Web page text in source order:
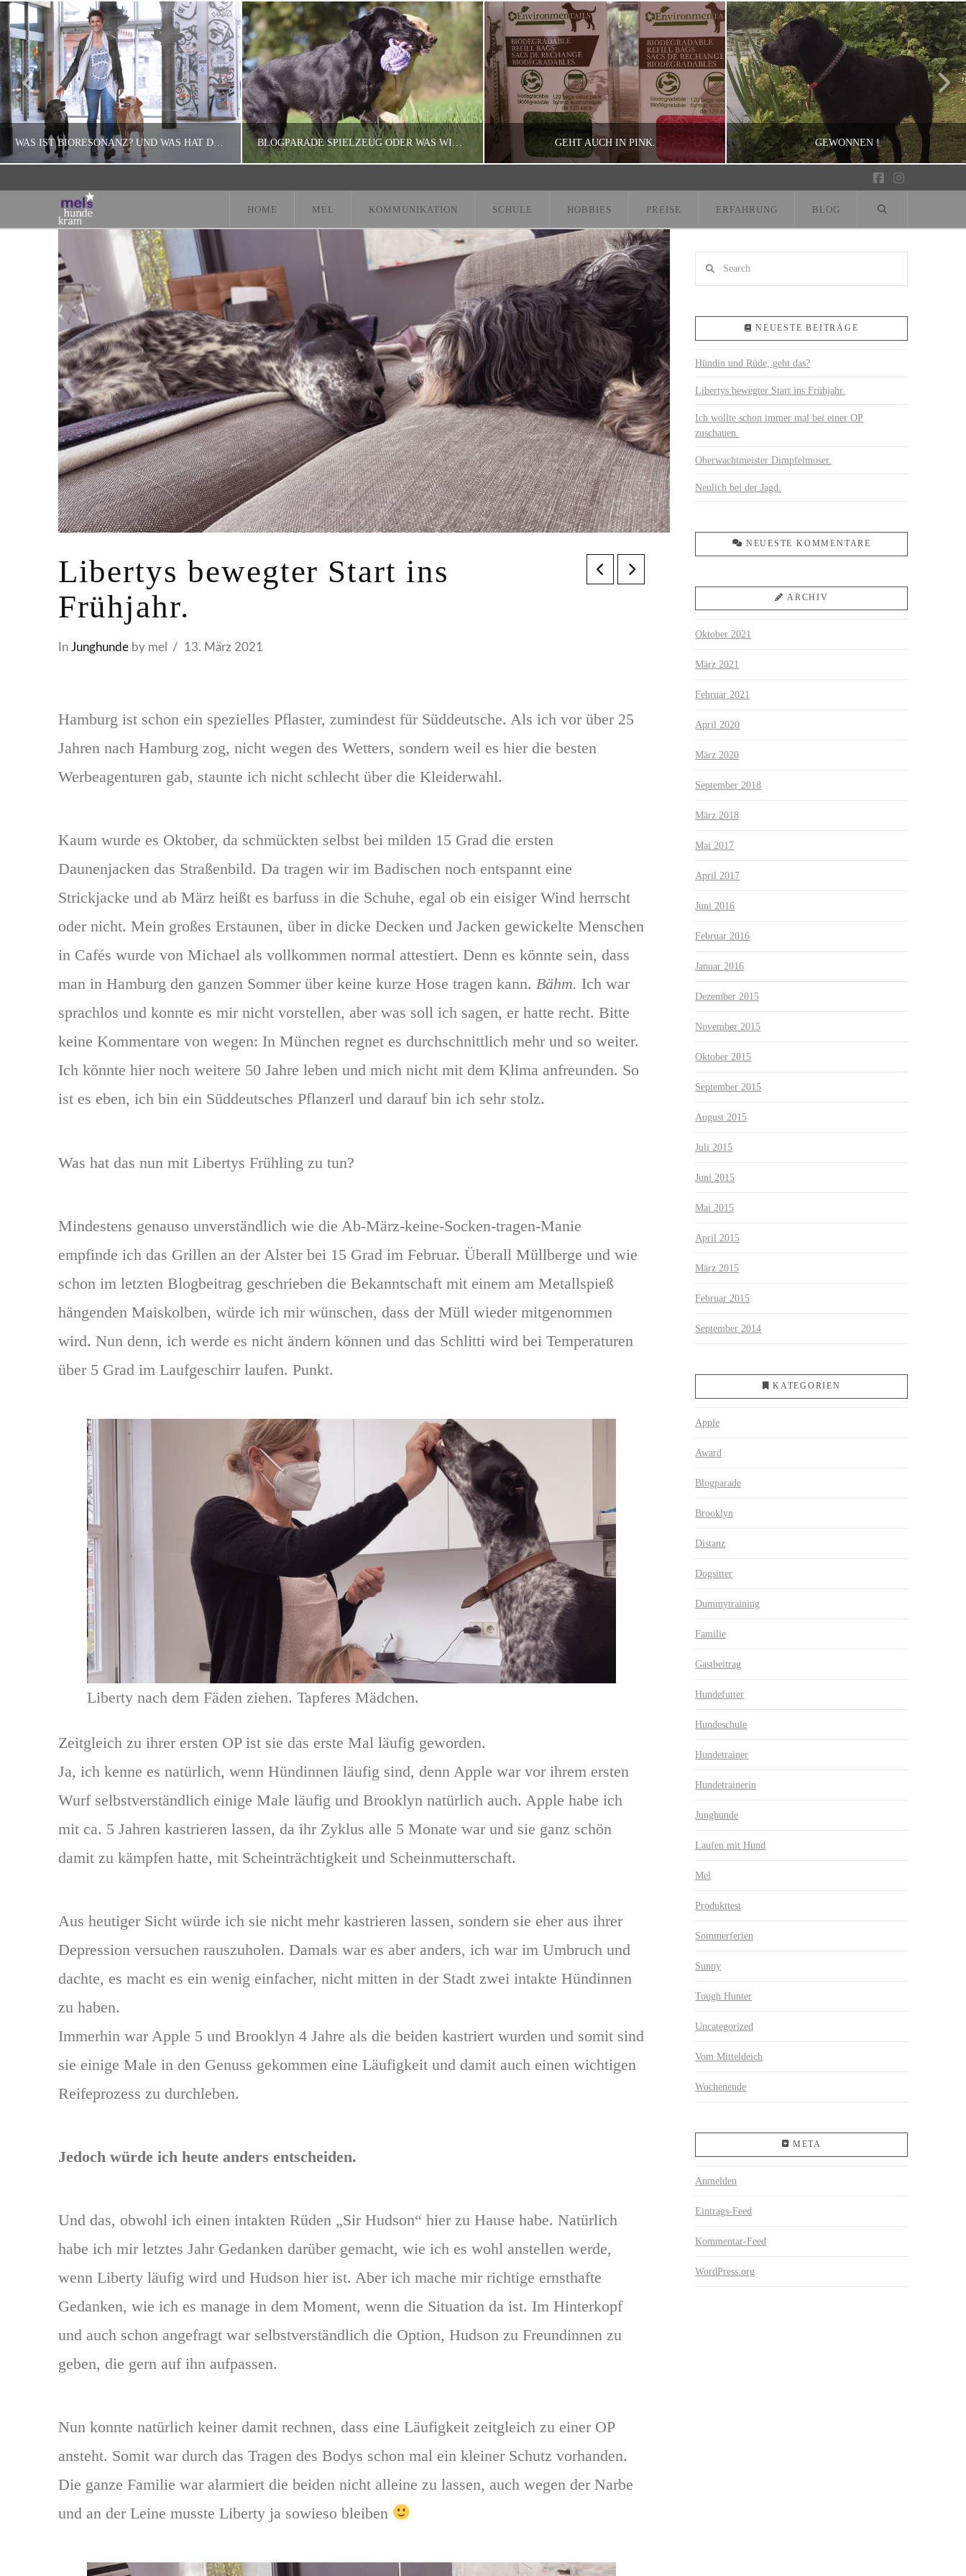
WAS IST BIORESONANZ? UND WAS HAT DAS ALLES MIT DEM RICHTIGEN RADIOSENDER AUF SICH?
HUNDEFUTTER
NOVEMBER 13, 2015
BLOGPARADE SPIELZEUG ODER WAS WIR SO SPIELZEUG NENNEN.
APPLE, BLOGPARADE, BROOKLYN, DUMMYTRAINING
MAI 4, 2015
GEHT AUCH IN PINK.
APPLE, BROOKLYN, DUMMYTRAINING
MÄRZ 18, 2015
GEWONNEN !
Facebook
Instagram
HOME MEL KOMMUNIKATION SCHULE HOBBIES PREISE ERFAHRUNG BLOG
Libertys bewegter Start ins
Frühjahr.
In Junghundeby mel 13. März 2021
Hamburg ist schon ein spezielles Pflaster, zumindest für Süddeutsche. Als ich vor über 25
Jahren nach Hamburg zog, nicht wegen des Wetters, sondern weil es hier die besten
Werbeagenturen gab, staunte ich nicht schlecht über die Kleiderwahl.
Kaum wurde es Oktober, da schmückten selbst bei milden 15 Grad die ersten
Daunenjacken das Straßenbild. Da tragen wir im Badischen noch entspannt eine
Strickjacke und ab März heißt es barfuss in die Schuhe, egal ob ein eisiger Wind herrscht
oder nicht. Mein großes Erstaunen, über in dicke Decken und Jacken gewickelte Menschen
in Cafés wurde von Michael als vollkommen normal attestiert. Denn es könnte sein, dass
man in Hamburg den ganzen Sommer über keine kurze Hose tragen kann. Bähm. Ich war
sprachlos und konnte es mir nicht vorstellen, aber was soll ich sagen, er hatte recht. Bitte
keine Kommentare von wegen: In München regnet es durchschnittlich mehr und so weiter.
Ich könnte hier noch weitere 50 Jahre leben und mich nicht mit dem Klima anfreunden. So
ist es eben, ich bin ein Süddeutsches Pflanzerl und darauf bin ich sehr stolz.
Was hat das nun mit Libertys Frühling zu tun?
Mindestens genauso unverständlich wie die Ab-März-keine-Socken-tragen-Manie
empfinde ich das Grillen an der Alster bei 15 Grad im Februar. Überall Müllberge und wie
schon im letzten Blogbeitrag geschrieben die Bekanntschaft mit einem am Metallspieß
hängenden Maiskolben, würde ich mir wünschen, dass der Müll wieder mitgenommen
wird. Nun denn, ich werde es nicht ändern können und das Schlitti wird bei Temperaturen
über 5 Grad im Laufgeschirr laufen. Punkt.
Liberty nach dem Fäden ziehen. Tapferes Mädchen.
Zeitgleich zu ihrer ersten OP ist sie das erste Mal läufig geworden.
Ja, ich kenne es natürlich, wenn Hündinnen läufig sind, denn Apple war vor ihrem ersten
Wurf selbstverständlich einige Male läufig und Brooklyn natürlich auch. Apple habe ich
mit ca. 5 Jahren kastrieren lassen, da ihr Zyklus alle 5 Monate war und sie ganz schön
damit zu kämpfen hatte, mit Scheinträchtigkeit und Scheinmutterschaft.
Aus heutiger Sicht würde ich sie nicht mehr kastrieren lassen, sondern sie eher aus ihrer
Depression versuchen rauszuholen. Damals war es aber anders, ich war im Umbruch und
dachte, es macht es ein wenig einfacher, nicht mitten in der Stadt zwei intakte Hündinnen
zu haben.
Immerhin war Apple 5 und Brooklyn 4 Jahre als die beiden kastriert wurden und somit sind
sie einige Male in den Genuss gekommen eine Läufigkeit und damit auch einen wichtigen
Reifeprozess zu durchleben.
Jedoch würde ich heute anders entscheiden.
Und das, obwohl ich einen intakten Rüden „Sir Hudson“ hier zu Hause habe. Natürlich
habe ich mir letztes Jahr Gedanken darüber gemacht, wie ich es wohl anstellen werde,
wenn Liberty läufig wird und Hudson hier ist. Aber ich mache mir richtige ernsthafte
Gedanken, wie ich es manage in dem Moment, wenn die Situation da ist. Im Hinterkopf
und auch schon angefragt war selbstverständlich die Option, Hudson zu Freundinnen zu
geben, die gern auf ihn aufpassen.
Nun konnte natürlich keiner damit rechnen, dass eine Läufigkeit zeitgleich zu einer OP
ansteht. Somit war durch das Tragen des Bodys schon mal ein kleiner Schutz vorhanden.
Die ganze Familie war alarmiert die beiden nicht alleine zu lassen, auch wegen der Narbe
und an der Leine musste Liberty ja sowieso bleiben
NEUESTE BEITRÄGE
Hündin und Rüde, geht das?
Libertys bewegter Start ins Frühjahr.
Ich wollte schon immer mal bei einer OP
zuschauen.
Oberwachtmeister Dimpfelmoser.
Neulich bei der Jagd.
NEUESTE KOMMENTARE
ARCHIV
Oktober 2021
März 2021
Februar 2021
April 2020
März 2020
September 2018
März 2018
Mai 2017
April 2017
Juni 2016
Februar 2016
Januar 2016
Dezember 2015
November 2015
Oktober 2015
September 2015
August 2015
Juli 2015
Juni 2015
Mai 2015
April 2015
März 2015
Februar 2015
September 2014
KATEGORIEN
Apple
Award
Blogparade
Brooklyn
Distanz
Dogsitter
Dummytraining
Familie
Gastbeitrag
Hundefutter
Hundeschule
Hundetrainer
Hundetrainerin
Junghunde
Laufen mit Hund
Mel
Produkttest
Sommerferien
Sunny
Tough Hunter
Uncategorized
Vom Mitteldeich
Wochenende
META
Anmelden
Eintrags-Feed
Kommentar-Feed
WordPress.org